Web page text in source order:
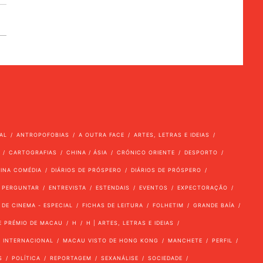
ANTROPOFOBIAS A OUTRA FACE ARTES, LETRAS E IDEIAS
CARTOGRAFIAS CHINA / ÁSIA CRÓNICO ORIENTE DESPORTO
COMÉDIA DIÁRIOS DE PRÓSPERO DIÁRIOS DE PRÓSPERO
ENTREVISTA ESTENDAIS EVENTOS EXPECTORAÇÃO
CINEMA - ESPECIAL FICHAS DE LEITURA FOLHETIM GRANDE BAÍA
PRÉMIO DE MACAU H H | ARTES, LETRAS E IDEIAS
INTERNACIONAL MACAU VISTO DE HONG KONG MANCHETE PERFIL
POLÍTICA REPORTAGEM SEXANÁLISE SOCIEDADE